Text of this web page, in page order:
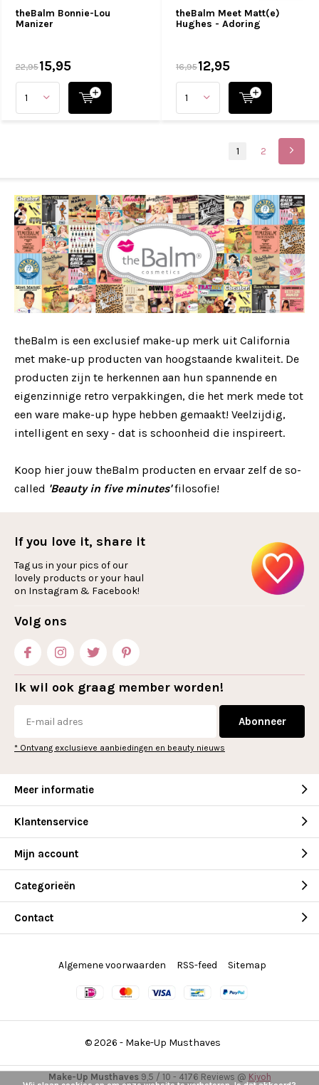
theBalm Bonnie-Lou
Manizer
22,9515,95
theBalm Meet Matt(e)
Hughes - Adoring
16,9512,95
1 2
theBalm is een exclusief make-up merk uit California
met make-up producten van hoogstaande kwaliteit. De
producten zijn te herkennen aan hun spannende en
eigenzinnige retro verpakkingen, die het merk mede tot
een ware make-up hype hebben gemaakt! Veelzijdig,
intelligent en sexy - dat is schoonheid die inspireert.
Koop hier jouw theBalm producten en ervaar zelf de so-
called 'Beauty in five minutes'filosofie!
If you love it, share it
Tag us in your pics of our
lovely products or your haul
on Instagram & Facebook!
Volg ons
Ik wil ook graag member worden!
Abonneer
* Ontvang exclusieve aanbiedingen en beauty nieuws
Meer informatie
Klantenservice
Mijn account
Categorieën
Contact
© 2026 - Make-Up Musthaves
Algemene voorwaarden RSS-feed Sitemap
Make-Up Musthaves9,5 / 10 - 4176 Reviews @ Kiyoh